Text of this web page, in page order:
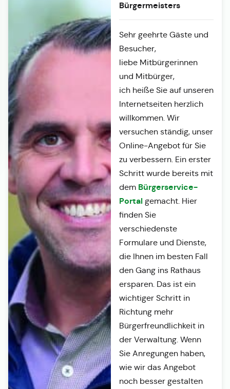
Bürgermeisters
Sehr geehrte Gäste und
Besucher,
liebe Mitbürgerinnen
und Mitbürger,
ich heiße Sie auf unseren
Internetseiten herzlich
willkommen. Wir
versuchen ständig, unser
Online-Angebot für Sie
zu verbessern. Ein erster
Schritt wurde bereits mit
dem Bürgerservice-
Portalgemacht. Hier
finden Sie
verschiedenste
Formulare und Dienste,
die Ihnen im besten Fall
den Gang ins Rathaus
ersparen. Das ist ein
wichtiger Schritt in
Richtung mehr
Bürgerfreundlichkeit in
der Verwaltung. Wenn
Sie Anregungen haben,
wie wir das Angebot
noch besser gestalten